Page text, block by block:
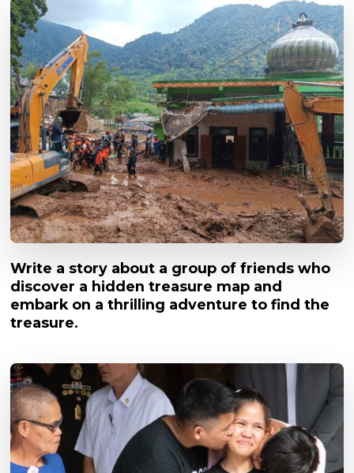
Write a story about a group of friends who
discover a hidden treasure map and
embark on a thrilling adventure to find the
treasure.